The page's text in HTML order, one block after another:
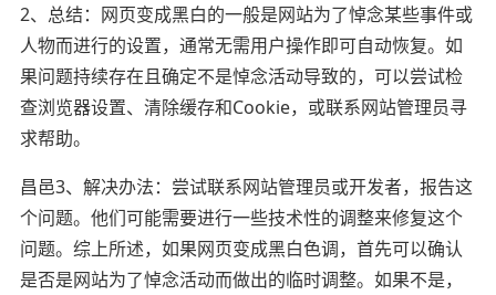
2、总结：网页变成黑白的一般是网站为了悼念某些事件或
人物而进行的设置，通常无需用户操作即可自动恢复。如
果问题持续存在且确定不是悼念活动导致的，可以尝试检
查浏览器设置、清除缓存和Cookie，或联系网站管理员寻
求帮助。
昌邑3、解决办法：尝试联系网站管理员或开发者，报告这
个问题。他们可能需要进行一些技术性的调整来修复这个
问题。综上所述，如果网页变成黑白色调，首先可以确认
是否是网站为了悼念活动而做出的临时调整。如果不是，